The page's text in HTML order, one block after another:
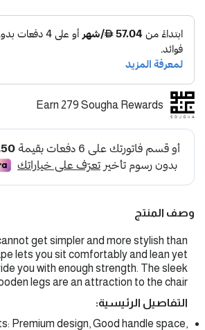
Earn 279 Sougha Rewards
وصف المنتج
get simpler and more stylish than
lets you sit comfortably and lean yet
you with enough strength. The sleek
legs are an attraction to the chair.
التفاصيل الرئيسية:
Premium design, Good handle space,